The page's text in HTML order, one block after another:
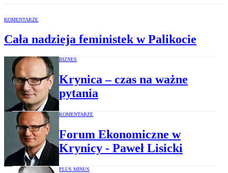
KOMENTARZE
Cała nadzieja feministek w Palikocie
BIZNES
Krynica – czas na ważne
pytania
KOMENTARZE
Forum Ekonomiczne w
Krynicy - Paweł Lisicki
PLUS MINUS